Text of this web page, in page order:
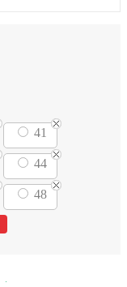
41
44
48